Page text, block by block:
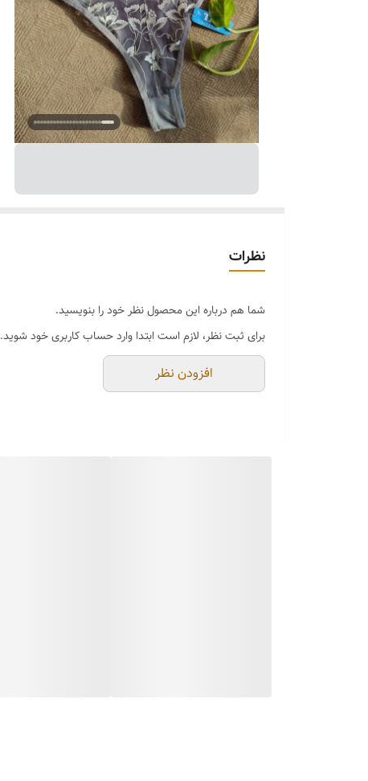
نظرات
شما هم درباره این محصول نظر خود را بنویسید.
برای ثبت نظر، لازم است ابتدا وارد حساب کاربری خود شوید.
افزودن نظر